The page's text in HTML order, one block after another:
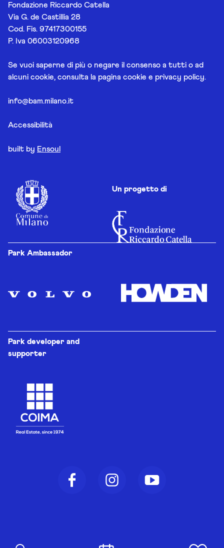
Fondazione Riccardo Catella
Via G. de Castillia 28
Cod. Fis. 97417300155
P. Iva 06003120968
Se vuoi saperne di più o negare il consenso a tutti o ad
alcuni cookie, consulta la pagina cookie e privacy policy.
info@bam.milano.it
Accessibilità
built by Ensoul
Un progetto di
Park Ambassador
Park developer and
supporter